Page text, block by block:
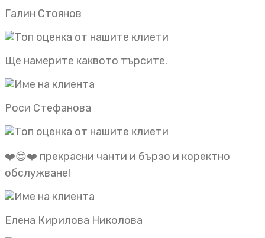
Галин Стоянов
Ще намерите каквото търсите.
Роси Стефанова
❤️😍❤️ прекрасни чанти и бързо и коректно
обслужване!
Елена Кирилова Николова